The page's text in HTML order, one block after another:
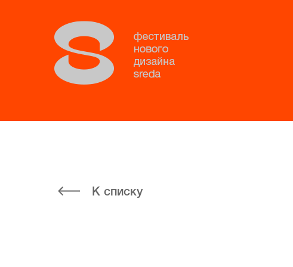
К списку